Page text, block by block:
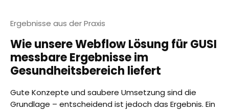
Ergebnisse aus der Praxis
Wie unsere Webflow Lösung für GUSI
messbare Ergebnisse im
Gesundheitsbereich liefert
Gute Konzepte und saubere Umsetzung sind die
Grundlage – entscheidend ist jedoch das Ergebnis. Ein